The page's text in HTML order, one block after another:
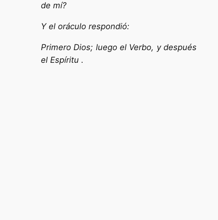
de mí?
Y el oráculo respondió:
Primero Dios; luego el Verbo, y después
el Espíritu .